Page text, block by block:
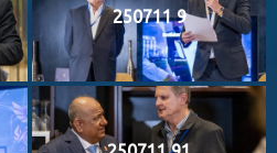
250711 9